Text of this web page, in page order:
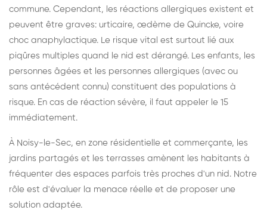
commune. Cependant, les réactions allergiques existent et
peuvent être graves: urticaire, œdème de Quincke, voire
choc anaphylactique. Le risque vital est surtout lié aux
piqûres multiples quand le nid est dérangé. Les enfants, les
personnes âgées et les personnes allergiques (avec ou
sans antécédent connu) constituent des populations à
risque. En cas de réaction sévère, il faut appeler le 15
immédiatement.
À Noisy-le-Sec, en zone résidentielle et commerçante, les
jardins partagés et les terrasses amènent les habitants à
fréquenter des espaces parfois très proches d'un nid. Notre
rôle est d'évaluer la menace réelle et de proposer une
solution adaptée.